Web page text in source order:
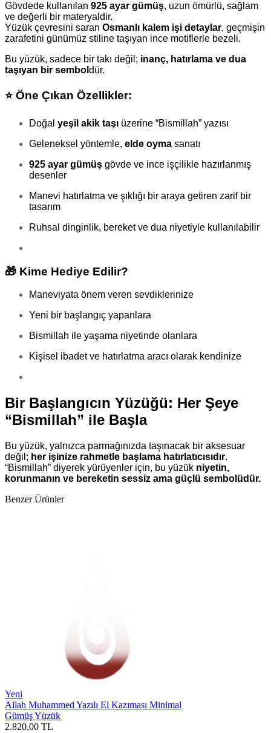
Gövdede kullanılan 925 ayar gümüş, uzun ömürlü, sağlam
ve değerli bir materyaldir.
Yüzük çevresini saran Osmanlı kalem işi detaylar, geçmişin
zarafetini günümüz stiline taşıyan ince motiflerle bezeli.
Bu yüzük, sadece bir takı değil; inanç, hatırlama ve dua
taşıyan bir sembol dür.
⭐Öne Çıkan Özellikler:
Doğal yeşil akik taşı üzerine “Bismillah” yazısı
Geleneksel yöntemle, elde oyma sanatı
925 ayar gümüş gövde ve ince işçilikle hazırlanmış
desenler
Manevi hatırlatma ve şıklığı bir araya getiren zarif bir
tasarım
Ruhsal dinginlik, bereket ve dua niyetiyle kullanılabilir
🎁 Kime Hediye Edilir?
Maneviyata önem veren sevdiklerinize
Yeni bir başlangıç yapanlara
Bismillah ile yaşama niyetinde olanlara
Kişisel ibadet ve hatırlatma aracı olarak kendinize
Bir Başlangıcın Yüzüğü: Her Şeye
“Bismillah” ile Başla
Bu yüzük, yalnızca parmağınızda taşınacak bir aksesuar
değil; her işinize rahmetle başlama hatırlatıcısıdır.
“Bismillah” diyerek yürüyenler için, bu yüzük niyetin,
korunmanın ve bereketin sessiz ama güçlü sembolüdür.
Benzer Ürünler
Yeni
Allah Muhammed Yazılı El Kazıması Minimal
Gümüş Yüzük
2.820,00 TL